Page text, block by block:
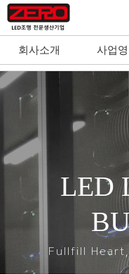
회사소개 사업
회사소개 사업
LED
Fullfill